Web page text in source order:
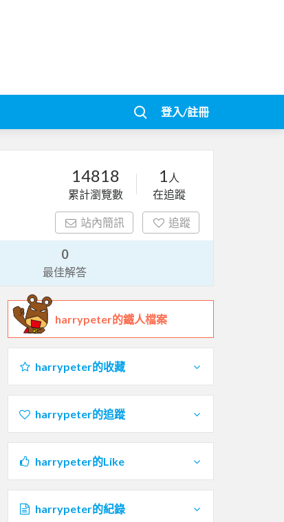
登入/註冊
14818
累計瀏覽數
1 人
在追蹤
站內簡訊 追蹤
0
最佳解答
harrypeter的鐵人檔案
harrypeter的收藏
harrypeter的追蹤
harrypeter的Like
harrypeter的紀錄